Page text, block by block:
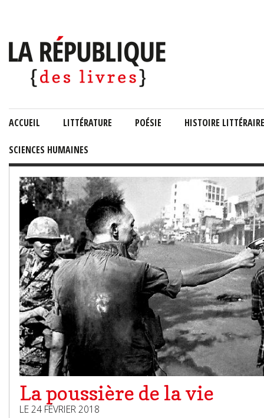
ACCUEIL LITTÉRATURE POÉSIE HISTOIRE LITTÉRAIRE
SCIENCES HUMAINES
La poussière de la vie
LE 24 FÉVRIER 2018